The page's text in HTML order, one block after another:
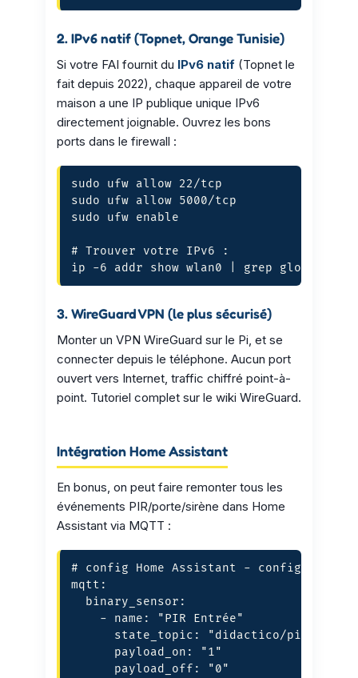
2. IPv6 natif (Topnet, Orange Tunisie)
Si votre FAI fournit du IPv6 natif (Topnet le
fait depuis 2022), chaque appareil de votre
maison a une IP publique unique IPv6
directement joignable. Ouvrez les bons
ports dans le firewall :
sudo ufw allow 22/tcp           # SSH
sudo ufw allow 5000/tcp         # Flask
sudo ufw enable
# Trouver votre IPv6 :
ip -6 addr show wlan0 | grep global
3. WireGuard VPN (le plus sécurisé)
Monter un VPN WireGuard sur le Pi, et se
connecter depuis le téléphone. Aucun port
ouvert vers Internet, traffic chiffré point-à-
point. Tutoriel complet sur le wiki WireGuard.
Intégration Home Assistant
En bonus, on peut faire remonter tous les
événements PIR/porte/sirène dans Home
Assistant via MQTT :
# config Home Assistant -
mqtt:
  binary_sensor:
    - name: "PIR Entrée"
      state_topic: "didactico/pir"
      payload_on: "1"
      payload_off: "0"